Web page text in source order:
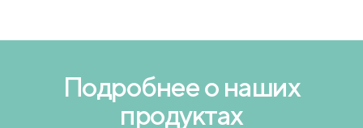
Подробнее о наших
продуктах